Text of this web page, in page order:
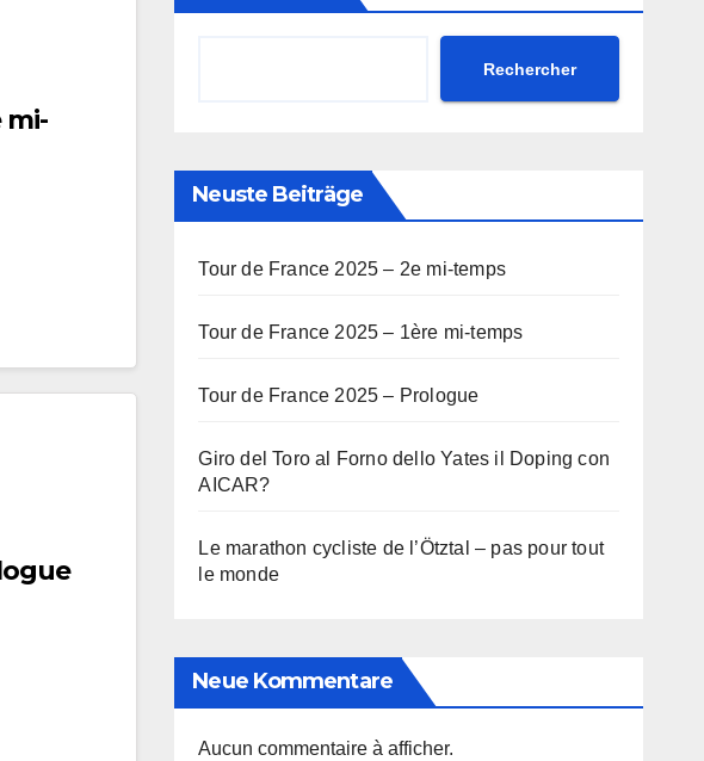
mi-
Rechercher
Neuste Beiträge
Tour de France 2025 – 2e mi-temps
Tour de France 2025 – 1ère mi-temps
Tour de France 2025 – Prologue
Giro del Toro al Forno dello Yates il Doping con
AICAR?
Le marathon cycliste de l’Ötztal – pas pour tout
le monde
Neue Kommentare
Aucun commentaire à afficher.